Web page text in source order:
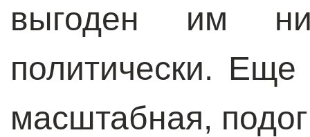
выгоден им
политически.
масштабная,